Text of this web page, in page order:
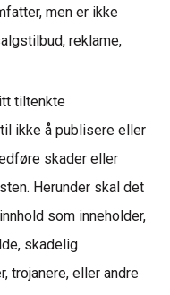
men er ikke
reklame,
tiltenkte
ikke å publisere eller
skader eller
Herunder skal det
som inneholder,
skadelig
trojanere, eller andre